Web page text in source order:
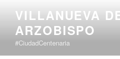
contenido
VILLANUEVA
ARZOBISPO
#CiudadCentenaria